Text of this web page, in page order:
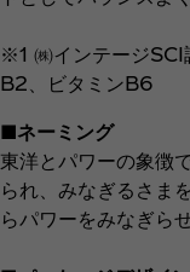
※1 ㈱インテージ
B2、ビタミンB6
■ネーミング
東洋とパワーの象徴
られ、みなぎるさま
らパワーをみなぎら